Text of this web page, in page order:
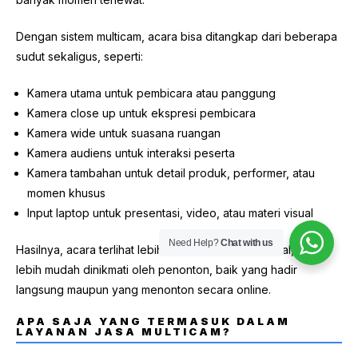
Dengan sistem multicam, acara bisa ditangkap dari beberapa
sudut sekaligus, seperti:
Kamera utama untuk pembicara atau panggung
Kamera close up untuk ekspresi pembicara
Kamera wide untuk suasana ruangan
Kamera audiens untuk interaksi peserta
Kamera tambahan untuk detail produk, performer, atau
momen khusus
Input laptop untuk presentasi, video, atau materi visual
Hasilnya, acara terlihat lebih hidup, lebih profesional, dan
lebih mudah dinikmati oleh penonton, baik yang hadir
langsung maupun yang menonton secara online.
APA SAJA YANG TERMASUK DALAM
LAYANAN JASA MULTICAM?
Need Help?Chat with us